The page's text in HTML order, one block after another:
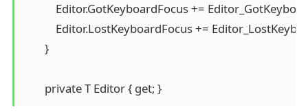
Editor.GotKeyboardFocus +=
Editor.LostKeyboardFocus +=
        }
        private T Editor { get; }